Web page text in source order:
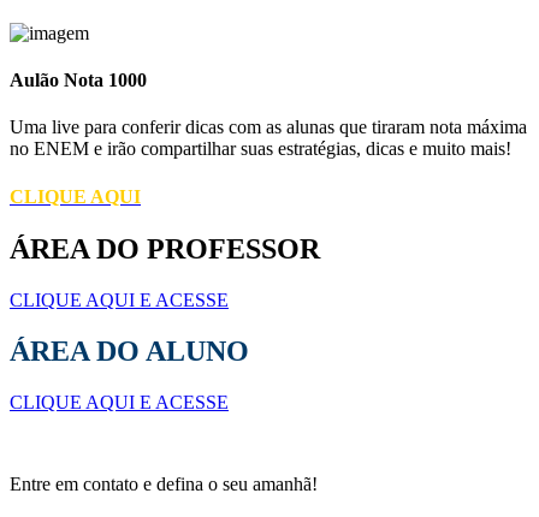
Aulão Nota 1000
Uma live para conferir dicas com as alunas que tiraram nota máxima
no ENEM e irão compartilhar suas estratégias, dicas e muito mais!
CLIQUE AQUI
ÁREA DO PROFESSOR
CLIQUE AQUI E ACESSE
ÁREA DO ALUNO
CLIQUE AQUI E ACESSE
Entre em contato e defina o seu amanhã!